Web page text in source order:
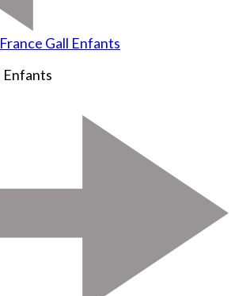
France Gall Enfants